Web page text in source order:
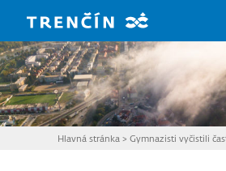
Hlavná stránka > Gymnazisti vyčistili